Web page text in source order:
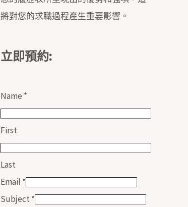
將對您的求職過程產生重要影響。
立即預約:
Name *
First
Last
Email *
Subject *